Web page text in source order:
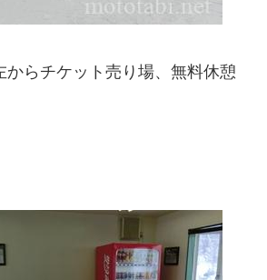
からチケット売り場、無料休憩